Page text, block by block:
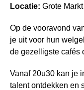
Locatie: Grote Markt
Op de vooravond
je uit voor hun
de gezelligste cafés
Vanaf 20u30 kan je
talent ontdekken en